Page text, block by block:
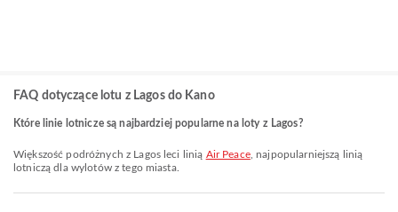
FAQ dotyczące lotu z Lagos do Kano
Które linie lotnicze są najbardziej popularne na loty z Lagos?
Większość podróżnych z Lagos leci linią Air Peace, najpopularniejszą linią
lotniczą dla wylotów z tego miasta.